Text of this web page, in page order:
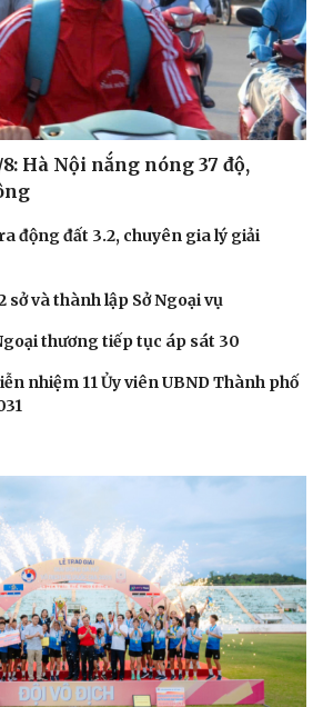
Đời sống
Nhà đẹp
Hà Nội nắng nóng 37 độ,
động đất 3.2, chuyên gia lý giải
sở và thành lập Sở Ngoại vụ
thương tiếp tục áp sát 30
nhiệm 11 Ủy viên UBND Thành phố